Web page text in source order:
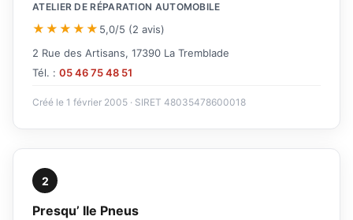
ATELIER DE RÉPARATION AUTOMOBILE
★★★★★ 5,0/5 (2 avis)
2 Rue des Artisans, 17390 La Tremblade
Tél. : 05 46 75 48 51
Créé le 1 février 2005 · SIRET 48035478600018
2
Presqu’ Ile Pneus